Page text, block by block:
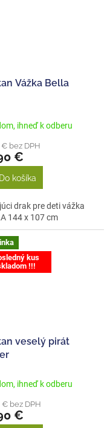
Vážka Bella
ihneď k odberu
€ bez DPH
€
Do košíka
drak pre deti vážka
144 x 107 cm
kus
!!!
veselý pirát
ihneď k odberu
€ bez DPH
€